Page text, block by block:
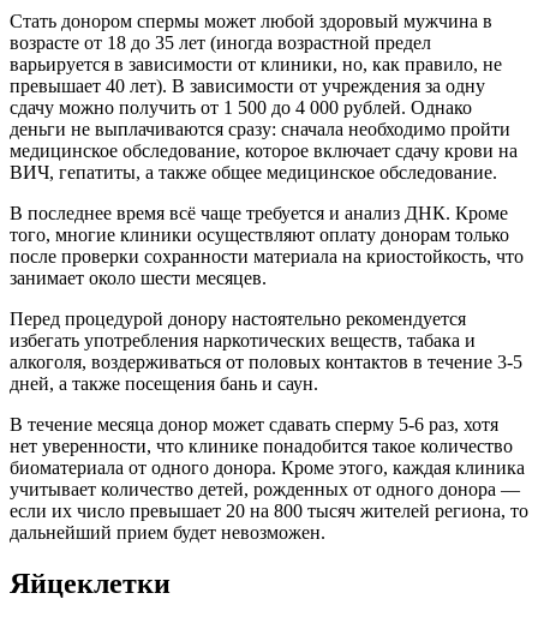
Стать донором спермы может любой здоровый мужчина в
возрасте от 18 до 35 лет (иногда возрастной предел
варьируется в зависимости от клиники, но, как правило, не
превышает 40 лет). В зависимости от учреждения за одну
сдачу можно получить от 1 500 до 4 000 рублей. Однако
деньги не выплачиваются сразу: сначала необходимо пройти
медицинское обследование, которое включает сдачу крови на
ВИЧ, гепатиты, а также общее медицинское обследование.
В последнее время всё чаще требуется и анализ ДНК. Кроме
того, многие клиники осуществляют оплату донорам только
после проверки сохранности материала на криостойкость, что
занимает около шести месяцев.
Перед процедурой донору настоятельно рекомендуется
избегать употребления наркотических веществ, табака и
алкоголя, воздерживаться от половых контактов в течение 3-5
дней, а также посещения бань и саун.
В течение месяца донор может сдавать сперму 5-6 раз, хотя
нет уверенности, что клинике понадобится такое количество
биоматериала от одного донора. Кроме этого, каждая клиника
учитывает количество детей, рожденных от одного донора —
если их число превышает 20 на 800 тысяч жителей региона, то
дальнейший прием будет невозможен.
Яйцеклетки